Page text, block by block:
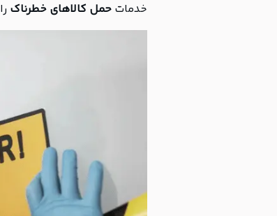
خدمات حمل کالاهای خطرناک